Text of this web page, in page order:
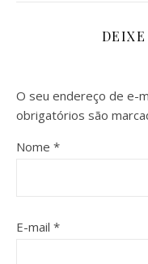
DEIXE
O seu endereço de e-
obrigatórios são
Nome *
E-mail *